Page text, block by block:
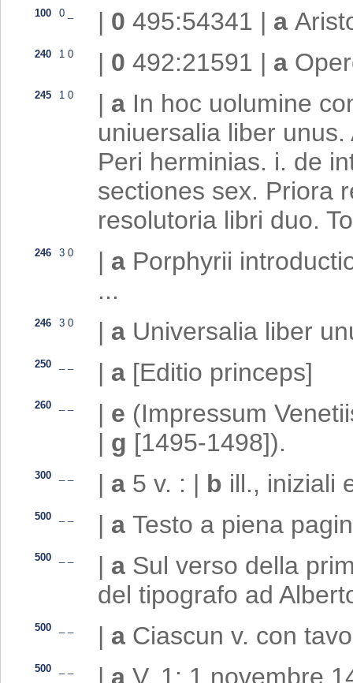
100 0 | 0 495:54341 | a
240 1 0 | 0 492:21591 | a
245 1 0 | a In hoc uolumine
uniuersalia liber
Peri herminias. i. de
sectiones sex. Priora
resolutoria libri duo.
246 3 0 | a Porphyrii
...
246 3 0 | a Universalia liber
250 | a [Editio princeps]
260 | e (Impressum
| g [1495-1498]).
300 | a 5 v. : | b ill., iniziali
500 | a Testo a piena
500 | a Sul verso della
del tipografo ad
500 | a Ciascun v. con
500 | a V. 1: 1 novembre